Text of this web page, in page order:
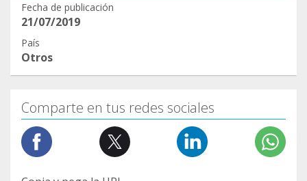
Fecha de publicación
21/07/2019
País
Otros
Comparte en tus redes sociales